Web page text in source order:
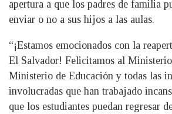
apertura a que los padres de familia
enviar o no a sus hijos a las aulas.
“¡Estamos emocionados con la
El Salvador! Felicitamos al
Ministerio de Educación y todas las
involucradas que han trabajado
que los estudiantes puedan regresar